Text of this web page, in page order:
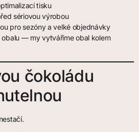
tisku
sériovou výrobou
pro sezóny a velké objednávky
— my vytváříme obal kolem
čokoládu